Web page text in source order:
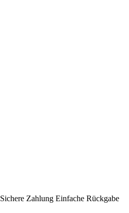
Sichere Zahlung Einfache Rückgabe